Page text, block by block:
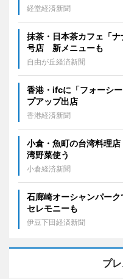
経堂経済新聞
抹茶・日本茶カフェ「
号店 新メニューも
自由が丘経済新聞
香港・ifcに「フォーシ
プアップ出店
香港経済新聞
小倉・魚町の台湾料理
湾野菜使う
小倉経済新聞
石廊崎オーシャンパー
セレモニーも
伊豆下田経済新聞
プ